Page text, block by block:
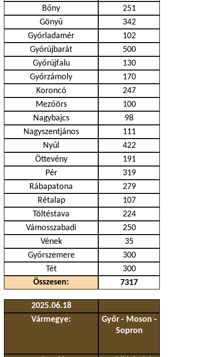
Bőny
251
Gönyű
342
Győrladamér
102
Győrújbarát
500
Győrújfalu
130
Győrzámoly
170
Koroncó
247
Mezőörs
100
Nagybajcs
98
Nagyszentjános
111
Nyúl
422
Öttevény
191
Pér
319
Rábapatona
279
Rétalap
107
Töltéstava
224
Vámosszabadi
250
Vének
35
Győrszemere
300
Tét
300
Összesen:
7317
2025.06.18
Vármegye:
Győr - Moson -
Sopron